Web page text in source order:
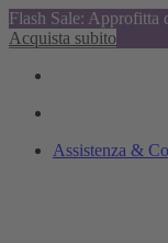
Flash Sale: Approfitta
Acquista subito
Assistenza &